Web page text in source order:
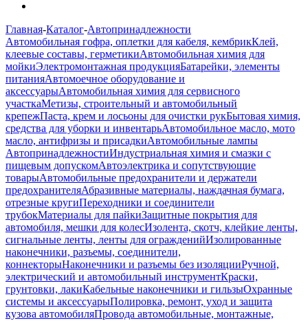
Главная-Каталог-Автопринадлежности
Автомобильная гофра, оплетки для кабеля, кембрикКлей,
клеевые составы, герметикиАвтомобильная химия для
мойкиЭлектромонтажная продукцияБатарейки, элементы
питанияАвтомоечное оборудование и
аксессуарыАвтомобильная химия для сервисного
участкаМетизы, строительный и автомобильный
крепежПаста, крем и лосьоны для очистки рукБытовая химия,
средства для уборки и инвентарьАвтомобильное масло, мото
масло, антифризы и присадкиАвтомобильные лампы
АвтопринадлежностиИндустриальная химия и смазки с
пищевым допускомАвтоэлектрика и сопутствующие
товарыАвтомобильные предохранители и держатели
предохранителяАбразивные материалы, наждачная бумага,
отрезные кругиПереходники и соединители
трубокМатериалы для пайкиЗащитные покрытия для
автомобиля, мешки для колесИзолента, скотч, клейкие ленты,
сигнальные ленты, ленты для огражденийИзолированные
наконечники, разъемы, соединители,
коннекторыНаконечники и разъемы без изоляцииРучной,
электрический и автомобильный инструментКраски,
грунтовки, лакиКабельные наконечники и гильзыОхранные
системы и аксессуарыПолировка, ремонт, уход и защита
кузова автомобиляПровода автомобильные, монтажные,